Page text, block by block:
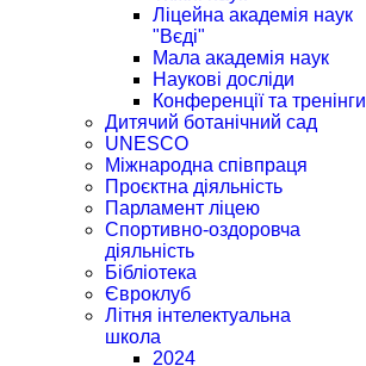
Ліцейна академія наук
"Вєді"
Мала академія наук
Наукові досліди
Конференції та тренінги
Дитячий ботанічний сад
UNESCO
Міжнародна співпраця
Проєктна діяльність
Парламент ліцею
Спортивно-оздоровча
діяльність
Бібліотека
Євроклуб
Літня інтелектуальна
школа
2024